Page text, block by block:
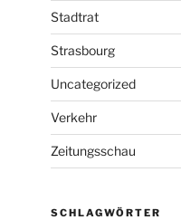
Stadtrat
Strasbourg
Uncategorized
Verkehr
Zeitungsschau
SCHLAGWÖRTER